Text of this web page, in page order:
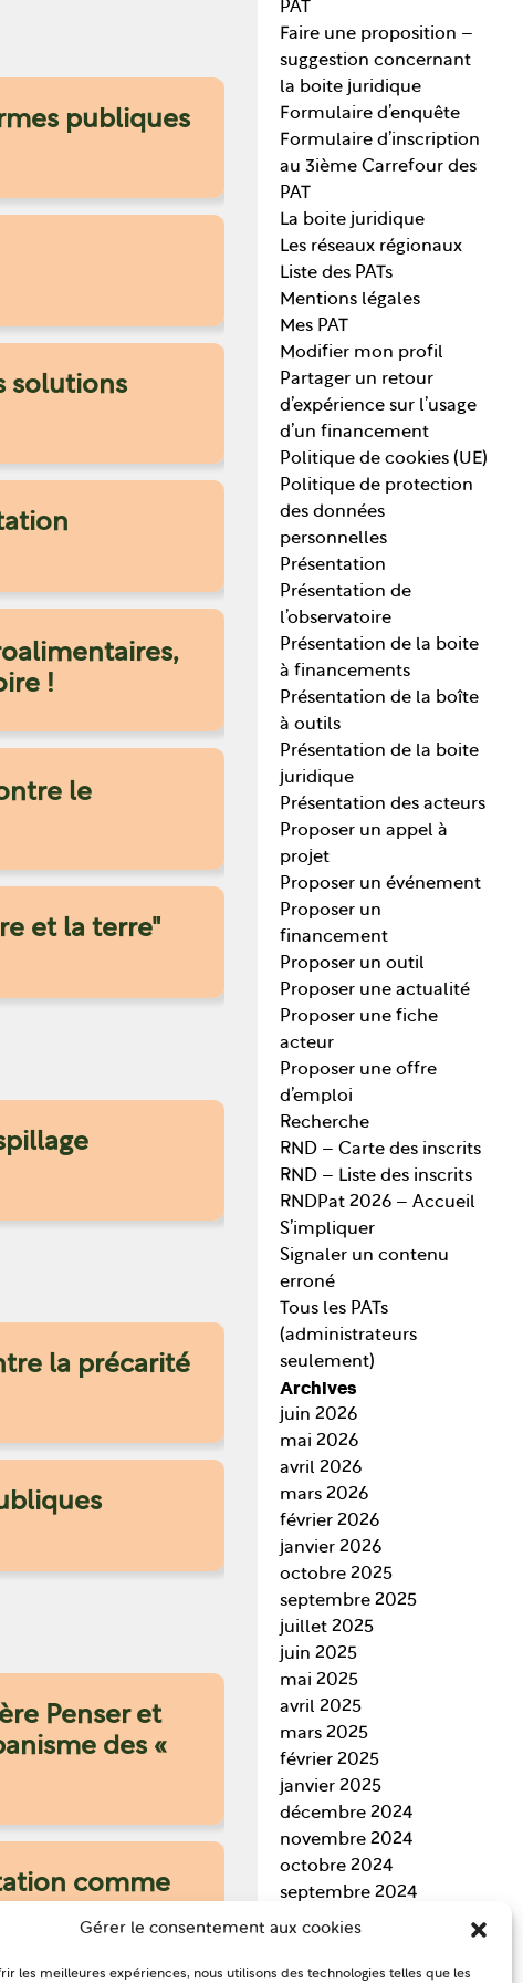
Gérer le consentement aux cookies
les meilleures expériences, nous utilisons des technologies telles que les
publiques
solutions
!
le
et la terre"
la précarité
Penser et
des «
comme
PAT
Faire une proposition –
suggestion concernant
la boite juridique
Formulaire d’enquête
Formulaire d’inscription
au 3ième Carrefour des
PAT
La boite juridique
Les réseaux régionaux
Liste des PATs
Mentions légales
Mes PAT
Modifier mon profil
Partager un retour
d’expérience sur l’usage
d’un financement
Politique de cookies (UE)
Politique de protection
des données
personnelles
Présentation
Présentation de
l’observatoire
Présentation de la boite
à financements
Présentation de la boîte
à outils
Présentation de la boite
juridique
Présentation des acteurs
Proposer un appel à
projet
Proposer un événement
Proposer un
financement
Proposer un outil
Proposer une actualité
Proposer une fiche
acteur
Proposer une offre
d’emploi
Recherche
RND – Carte des inscrits
RND – Liste des inscrits
RNDPat 2026 – Accueil
S’impliquer
Signaler un contenu
erroné
Tous les PATs
(administrateurs
seulement)
Archives
juin 2026
mai 2026
avril 2026
mars 2026
février 2026
janvier 2026
octobre 2025
septembre 2025
juillet 2025
juin 2025
mai 2025
avril 2025
mars 2025
février 2025
janvier 2025
décembre 2024
novembre 2024
octobre 2024
septembre 2024
août 2024
juin 2024